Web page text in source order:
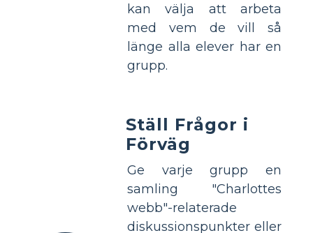
kan välja att arbeta
med vem de vill så
länge alla elever har en
grupp.
Ställ Frågor i
Förväg
Ge varje grupp en
samling "Charlottes
webb"-relaterade
diskussionspunkter eller